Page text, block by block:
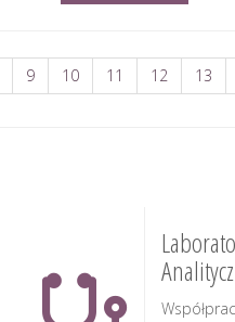
9 10 11 12 13